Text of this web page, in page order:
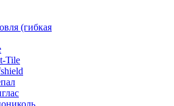
(гибкая
Tile